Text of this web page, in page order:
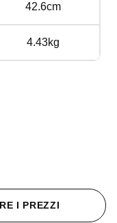
42.6cm
4.43kg
I PREZZI